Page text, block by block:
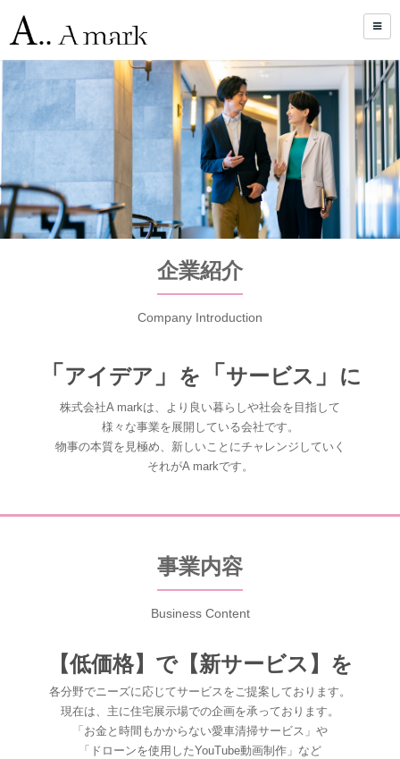
企業紹介
Company Introduction
「 アイデア 」 を 「 サービス 」 に
株式会社A markは、より良い暮らしや社会を目指して
様々な事業を展開している会社です。
物事の本質を見極め、新しいことにチャレンジしていく
それがA markです。
事業内容
Business Content
【低価格】 で【新サービス】 を
各分野でニーズに応じてサービスをご提案しております。
現在は、主に住宅展示場での企画を承っております。
「お金と時間もかからない愛車清掃サービス」や
「ドローンを使用したYouTube動画制作」など